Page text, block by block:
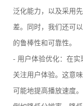
泛化能力，以及采用
差。同时，我们还可
的鲁棒性和可靠性。
- 用户体验优化：在实
关注用户体验。这意
可能地提高播放速度